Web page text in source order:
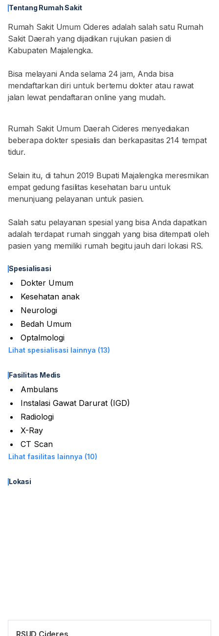
Tentang Rumah Sakit
Rumah Sakit Umum Cideres adalah salah satu Rumah
Sakit Daerah yang dijadikan rujukan pasien di
Kabupaten Majalengka.
Bisa melayani Anda selama 24 jam, Anda bisa
mendaftarkan diri untuk bertemu dokter atau rawat
jalan lewat pendaftaran online yang mudah.
Rumah Sakit Umum Daerah Cideres menyediakan
beberapa dokter spesialis dan berkapasitas 214 tempat
tidur.
Selain itu, di tahun 2019 Bupati Majalengka meresmikan
empat gedung fasilitas kesehatan baru untuk
menunjuang pelayanan untuk pasien.
Salah satu pelayanan spesial yang bisa Anda dapatkan
adalah terdapat rumah singgah yang bisa ditempati oleh
pasien yang memiliki rumah begitu jauh dari lokasi RS.
Spesialisasi
Dokter Umum
Kesehatan anak
Neurologi
Bedah Umum
Optalmologi
Lihat spesialisasi lainnya (13)
Fasilitas Medis
Ambulans
Instalasi Gawat Darurat (IGD)
Radiologi
X-Ray
CT Scan
Lihat fasilitas lainnya (10)
Lokasi
RSUD Cideres